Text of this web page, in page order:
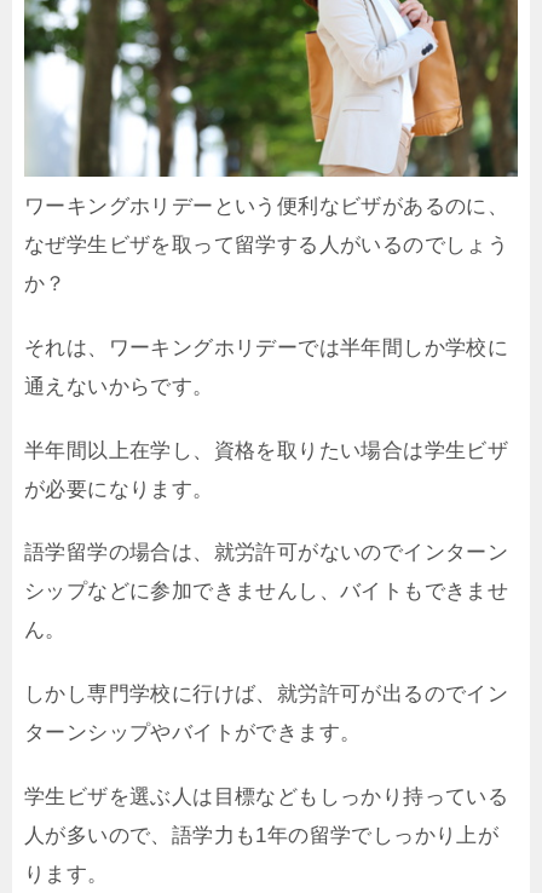
ワーキングホリデーという便利なビザがあるのに、
なぜ学生ビザを取って留学する人がいるのでしょう
か？
それは、ワーキングホリデーでは半年間しか学校に
通えないからです。
半年間以上在学し、資格を取りたい場合は学生ビザ
が必要になります。
語学留学の場合は、就労許可がないのでインターン
シップなどに参加できませんし、バイトもできませ
ん。
しかし専門学校に行けば、就労許可が出るのでイン
ターンシップやバイトができます。
学生ビザを選ぶ人は目標などもしっかり持っている
人が多いので、語学力も1年の留学でしっかり上が
ります。